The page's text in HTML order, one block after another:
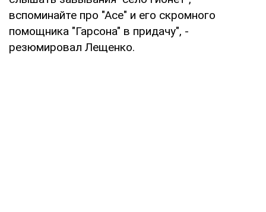
вспоминайте про "Асе" и его скромного
помощника "Гарсона" в придачу", -
резюмировал Лещенко.